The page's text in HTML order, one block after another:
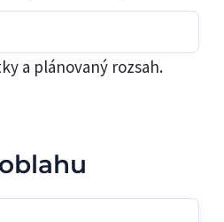
a plánovaný rozsah.